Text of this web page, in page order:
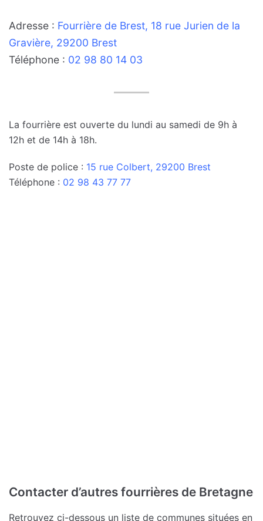
Adresse : Fourrière de Brest, 18 rue Jurien de la
Gravière, 29200 Brest
Téléphone : 02 98 80 14 03
La fourrière est ouverte du lundi au samedi de 9h à
12h et de 14h à 18h.
Poste de police : 15 rue Colbert, 29200 Brest
Téléphone : 02 98 43 77 77
Contacter d’autres fourrières de Bretagne
Retrouvez ci-dessous un liste de communes situées en